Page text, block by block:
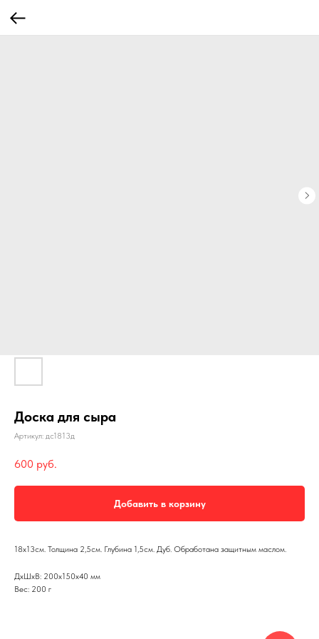
Доска для сыра
Артикул: дс1813д
600 руб.
Добавить в корзину
18х13см. Толщина 2,5см. Глубина 1,5см. Дуб. Обработана защитным маслом.
ДxШxВ: 200x150x40 мм
Вес: 200 г